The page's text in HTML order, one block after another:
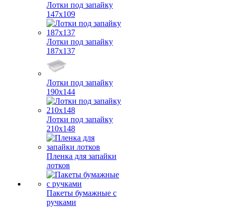
Лотки под запайку
147х109
Лотки под запайку
187х137
Лотки под запайку
190х144
Лотки под запайку
210х148
Пленка для запайки
лотков
Пакеты бумажные с
ручками